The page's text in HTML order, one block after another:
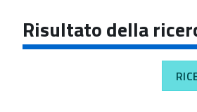
navigazione
Risultato della